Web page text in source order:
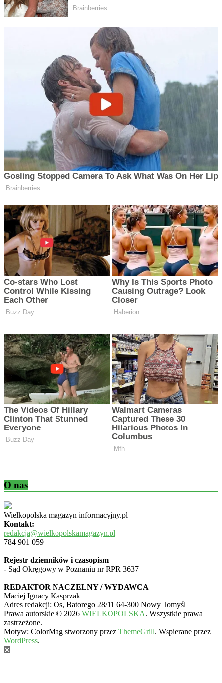
O nas
Wielkopolska magazyn informacyjny.pl
Kontakt:
redakcja@wielkopolskamagazyn.pl
784 901 059
Rejestr dzienników i czasopism
- Sąd Okręgowy w Poznaniu nr RPR 3637
REDAKTOR NACZELNY / WYDAWCA
Maciej Ignacy Kasprzak
Adres redakcji: Os, Batorego 28/11 64-300 Nowy Tomyśl
Prawa autorskie © 2026 WIELKOPOLSKA. Wszystkie prawa
zastrzeżone.
Motyw: ColorMag stworzony przez ThemeGrill. Wspierane przez
WordPress.
✕